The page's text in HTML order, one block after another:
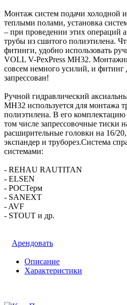
Монтаж систем подачи холодной
теплыми полами, установка
– при проведении этих операций
трубы из сшитого полиэтилена.
фитинги, удобно использовать
VOLL V-PexPress MH32.
совсем немного усилий, и фитинг
запрессован!
Ручной гидравлический
MH32 используется для монтажа
полиэтилена. В его комплектацию
том числе запрессовочные тиски
расширительные головки на 16/
экспандер и труборез.Система
системами:
- REHAU RAUTITAN
- ELSEN
- РОСТерм
- SANEXT
- AVF
- STOUT и др.
Арендовать
Описание
Характеристики